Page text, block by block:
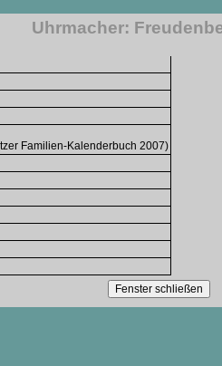
Uhrmacher:
Familien-Kalenderbuch 2007)